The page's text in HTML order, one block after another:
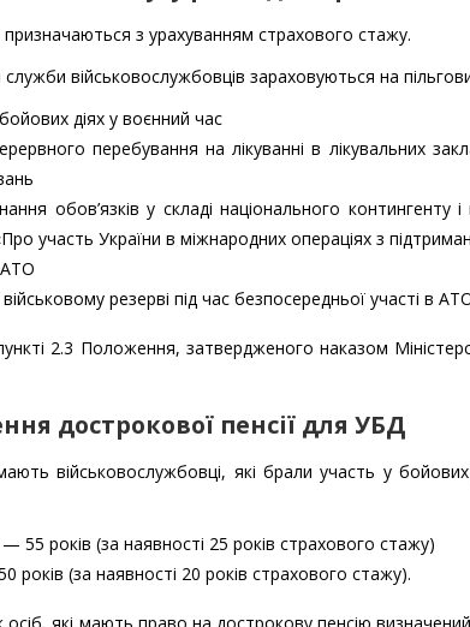
призначаються з урахуванням страхового стажу.
служби військовослужбовців зараховуються на
діях у воєнний час
перебування на лікуванні в лікувальних
обов’язків у складі національного контингенту
участь України в міжнародних операціях з
АТО
резерві під час безпосередньої участі в
2.3 Положення, затвердженого наказом
дострокової пенсії для УБД
військовослужбовці, які брали участь у бойових
55 років (за наявності 25 років страхового стажу)
років (за наявності 20 років страхового стажу).